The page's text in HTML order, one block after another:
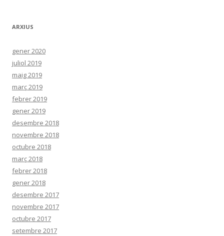
ARXIUS
gener 2020
juliol 2019
maig 2019
març 2019
febrer 2019
gener 2019
desembre 2018
novembre 2018
octubre 2018
març 2018
febrer 2018
gener 2018
desembre 2017
novembre 2017
octubre 2017
setembre 2017